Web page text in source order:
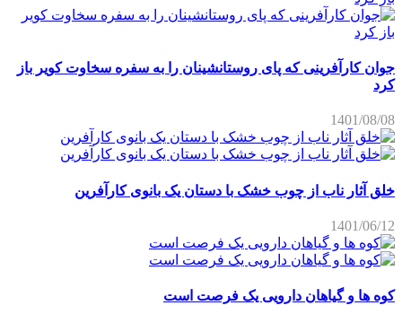
جوان کارآفرینی که پای روستانشینان را به سفره سخاوت کویر باز
کرد
1401/08/08
خلق آثار ناب از چوب خشک با دستان یک بانوی کارآفرین
1401/06/12
کوه ها و گیاهان دارویی یک فرصت است